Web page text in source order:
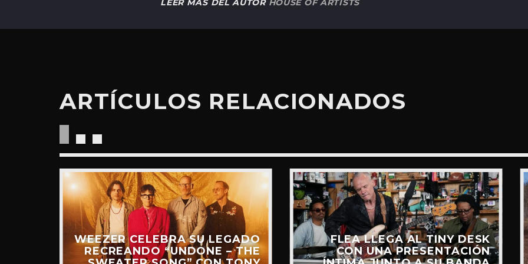
LEER MÁS DEL AUTOR HOUSE OF ARTISTS
ARTÍCULOS RELACIONADOS
WEEZER CELEBRA SU LEGADO
RECREANDO “UNDONE – THE
FLEA LLEGA AL TINY DESK
CON UNA PRESENTACIÓN